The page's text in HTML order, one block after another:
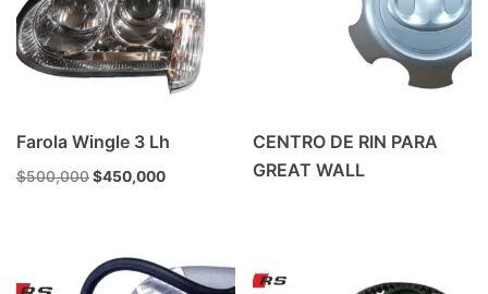
Farola Wingle 3 Lh
$500,000$450,000
CENTRO DE RIN PARA
GREAT WALL